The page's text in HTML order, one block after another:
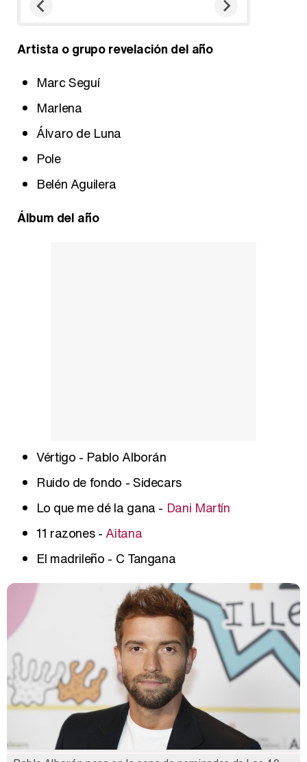
Artista o grupo revelación del año
Marc Seguí
Marlena
Álvaro de Luna
Pole
Belén Aguilera
Álbum del año
Vértigo - Pablo Alborán
Ruido de fondo - Sidecars
Lo que me dé la gana - Dani Martín
11 razones -Aitana
El madrileño - C Tangana